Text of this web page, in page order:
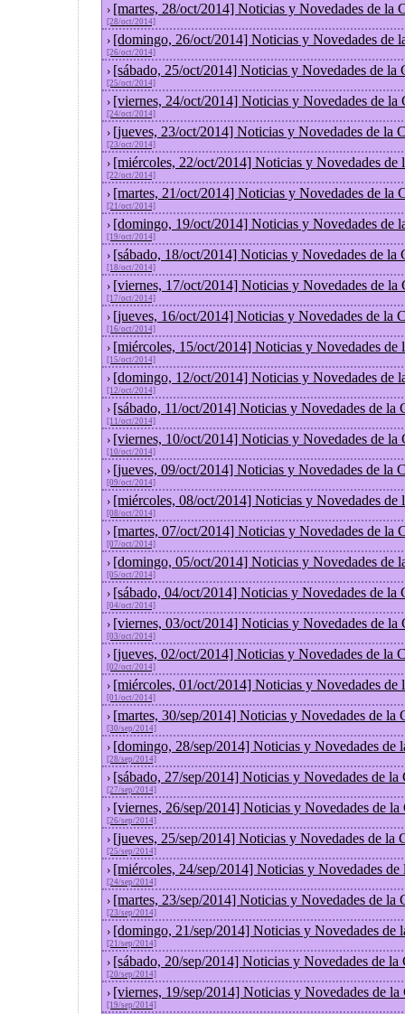
› [martes, 28/oct/2014] Noticias y Novedades de la
[28/oct/2014]
› [domingo, 26/oct/2014] Noticias y Novedades de
[26/oct/2014]
› [sábado, 25/oct/2014] Noticias y Novedades de la
[25/oct/2014]
› [viernes, 24/oct/2014] Noticias y Novedades de la
[24/oct/2014]
› [jueves, 23/oct/2014] Noticias y Novedades de la
[23/oct/2014]
› [miércoles, 22/oct/2014] Noticias y Novedades de
[22/oct/2014]
› [martes, 21/oct/2014] Noticias y Novedades de la
[21/oct/2014]
› [domingo, 19/oct/2014] Noticias y Novedades de
[19/oct/2014]
› [sábado, 18/oct/2014] Noticias y Novedades de la
[18/oct/2014]
› [viernes, 17/oct/2014] Noticias y Novedades de la
[17/oct/2014]
› [jueves, 16/oct/2014] Noticias y Novedades de la
[16/oct/2014]
› [miércoles, 15/oct/2014] Noticias y Novedades de
[15/oct/2014]
› [domingo, 12/oct/2014] Noticias y Novedades de
[12/oct/2014]
› [sábado, 11/oct/2014] Noticias y Novedades de la
[11/oct/2014]
› [viernes, 10/oct/2014] Noticias y Novedades de la
[10/oct/2014]
› [jueves, 09/oct/2014] Noticias y Novedades de la
[09/oct/2014]
› [miércoles, 08/oct/2014] Noticias y Novedades de
[08/oct/2014]
› [martes, 07/oct/2014] Noticias y Novedades de la
[07/oct/2014]
› [domingo, 05/oct/2014] Noticias y Novedades de
[05/oct/2014]
› [sábado, 04/oct/2014] Noticias y Novedades de la
[04/oct/2014]
› [viernes, 03/oct/2014] Noticias y Novedades de la
[03/oct/2014]
› [jueves, 02/oct/2014] Noticias y Novedades de la
[02/oct/2014]
› [miércoles, 01/oct/2014] Noticias y Novedades de
[01/oct/2014]
› [martes, 30/sep/2014] Noticias y Novedades de la
[30/sep/2014]
› [domingo, 28/sep/2014] Noticias y Novedades de
[28/sep/2014]
› [sábado, 27/sep/2014] Noticias y Novedades de la
[27/sep/2014]
› [viernes, 26/sep/2014] Noticias y Novedades de la
[26/sep/2014]
› [jueves, 25/sep/2014] Noticias y Novedades de la
[25/sep/2014]
› [miércoles, 24/sep/2014] Noticias y Novedades de
[24/sep/2014]
› [martes, 23/sep/2014] Noticias y Novedades de la
[23/sep/2014]
› [domingo, 21/sep/2014] Noticias y Novedades de
[21/sep/2014]
› [sábado, 20/sep/2014] Noticias y Novedades de la
[20/sep/2014]
› [viernes, 19/sep/2014] Noticias y Novedades de la
[19/sep/2014]